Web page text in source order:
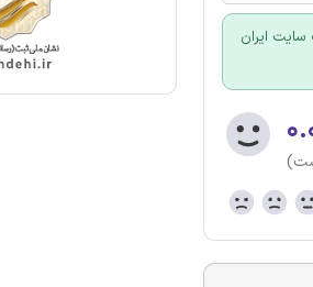
ایران